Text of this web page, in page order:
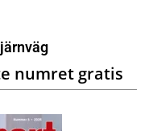
numret gratis